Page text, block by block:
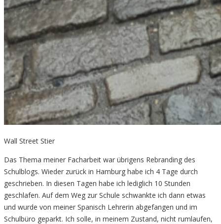
Wall Street Stier
Das Thema meiner Facharbeit war übrigens Rebranding des
Schulblogs. Wieder zurück in Hamburg habe ich 4 Tage durch
geschrieben. In diesen Tagen habe ich lediglich 10 Stunden
geschlafen. Auf dem Weg zur Schule schwankte ich dann etwas
und wurde von meiner Spanisch Lehrerin abgefangen und im
Schulbüro geparkt. Ich solle, in meinem Zustand, nicht rumlaufen,